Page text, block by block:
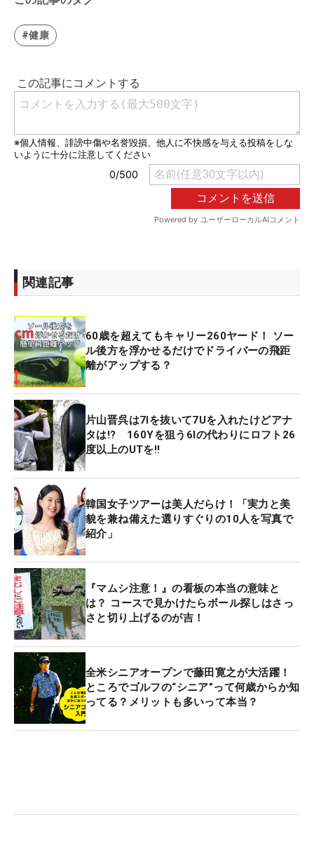
#健康
関連記事
60歳を超えてもキャリー260ヤード！ ソー
ル後方を浮かせるだけでドライバーの飛距
離がアップする？
片山晋呉は7Iを抜いて7Uを入れたけどアナ
タは!? 160Yを狙う6Iの代わりにロフト26
度以上のUTを‼
韓国女子ツアーは美人だらけ！「実力と美
貌を兼ね備えた選りすぐりの10人を写真で
紹介」
『マムシ注意！』の看板の本当の意味と
は？ コースで見かけたらボール探しはさっ
さと切り上げるのが吉！
全米シニアオープンで藤田寛之が大活躍！
ところでゴルフの“シニア”って何歳からか知
ってる？メリットも多いって本当？